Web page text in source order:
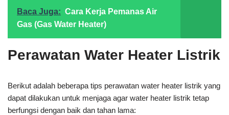
Baca Juga: Cara Kerja Pemanas Air
Gas (Gas Water Heater)
Perawatan Water Heater Listrik
Berikut adalah beberapa tips perawatan water heater listrik yang
dapat dilakukan untuk menjaga agar water heater listrik tetap
berfungsi dengan baik dan tahan lama: